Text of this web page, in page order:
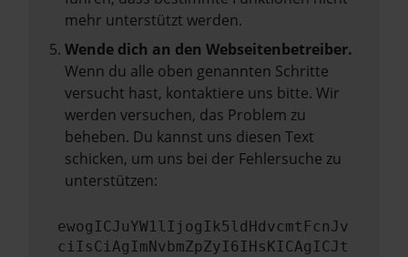
mehr unterstützt werden.
Wende dich an den Webseitenbetreiber.
Wenn du alle oben genannten Schritte
versucht hast, kontaktiere uns bitte. Wir
werden versuchen, das Problem zu
beheben. Du kannst uns diesen Text
schicken, um uns bei der Fehlersuche zu
unterstützen:
ewogICJuYW1lIjogIk5ldHdvcmtFcnJv
ciIsCiAgImNvbmZpZyI6IHsKICAgICJt